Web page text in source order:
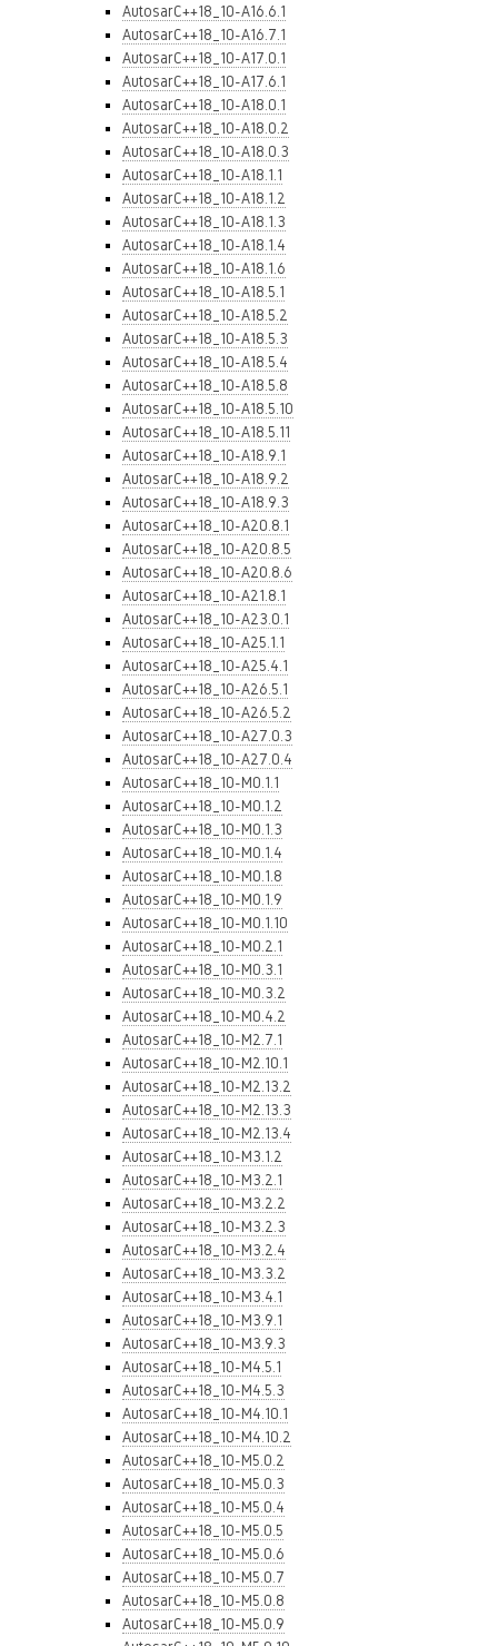
AutosarC++18_10-A16.6.1
AutosarC++18_10-A16.7.1
AutosarC++18_10-A17.0.1
AutosarC++18_10-A17.6.1
AutosarC++18_10-A18.0.1
AutosarC++18_10-A18.0.2
AutosarC++18_10-A18.0.3
AutosarC++18_10-A18.1.1
AutosarC++18_10-A18.1.2
AutosarC++18_10-A18.1.3
AutosarC++18_10-A18.1.4
AutosarC++18_10-A18.1.6
AutosarC++18_10-A18.5.1
AutosarC++18_10-A18.5.2
AutosarC++18_10-A18.5.3
AutosarC++18_10-A18.5.4
AutosarC++18_10-A18.5.8
AutosarC++18_10-A18.5.10
AutosarC++18_10-A18.5.11
AutosarC++18_10-A18.9.1
AutosarC++18_10-A18.9.2
AutosarC++18_10-A18.9.3
AutosarC++18_10-A20.8.1
AutosarC++18_10-A20.8.5
AutosarC++18_10-A20.8.6
AutosarC++18_10-A21.8.1
AutosarC++18_10-A23.0.1
AutosarC++18_10-A25.1.1
AutosarC++18_10-A25.4.1
AutosarC++18_10-A26.5.1
AutosarC++18_10-A26.5.2
AutosarC++18_10-A27.0.3
AutosarC++18_10-A27.0.4
AutosarC++18_10-M0.1.1
AutosarC++18_10-M0.1.2
AutosarC++18_10-M0.1.3
AutosarC++18_10-M0.1.4
AutosarC++18_10-M0.1.8
AutosarC++18_10-M0.1.9
AutosarC++18_10-M0.1.10
AutosarC++18_10-M0.2.1
AutosarC++18_10-M0.3.1
AutosarC++18_10-M0.3.2
AutosarC++18_10-M0.4.2
AutosarC++18_10-M2.7.1
AutosarC++18_10-M2.10.1
AutosarC++18_10-M2.13.2
AutosarC++18_10-M2.13.3
AutosarC++18_10-M2.13.4
AutosarC++18_10-M3.1.2
AutosarC++18_10-M3.2.1
AutosarC++18_10-M3.2.2
AutosarC++18_10-M3.2.3
AutosarC++18_10-M3.2.4
AutosarC++18_10-M3.3.2
AutosarC++18_10-M3.4.1
AutosarC++18_10-M3.9.1
AutosarC++18_10-M3.9.3
AutosarC++18_10-M4.5.1
AutosarC++18_10-M4.5.3
AutosarC++18_10-M4.10.1
AutosarC++18_10-M4.10.2
AutosarC++18_10-M5.0.2
AutosarC++18_10-M5.0.3
AutosarC++18_10-M5.0.4
AutosarC++18_10-M5.0.5
AutosarC++18_10-M5.0.6
AutosarC++18_10-M5.0.7
AutosarC++18_10-M5.0.8
AutosarC++18_10-M5.0.9